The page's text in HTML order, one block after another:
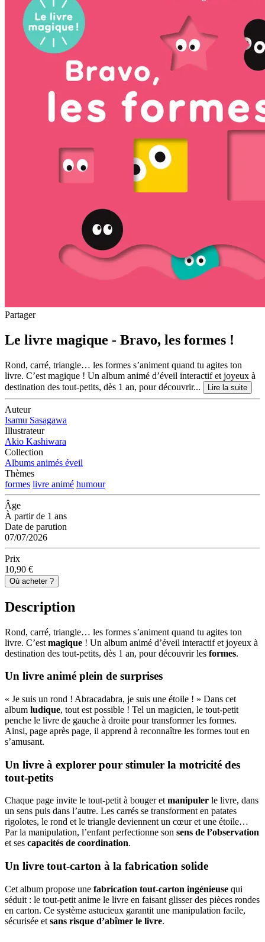
Partager
Le livre magique - Bravo, les formes !
Rond, carré, triangle… les formes s’animent quand tu agites ton
livre. C’est magique ! Un album animé d’éveil interactif et joyeux à
destination des tout-petits, dès 1 an, pour découvrir...
Lire la suite
Auteur
Isamu Sasagawa
Illustrateur
Akio Kashiwara
Collection
Albums animés éveil
Thèmes
formes livre animé humour
Âge
À partir de 1 ans
Date de parution
07/07/2026
Prix
10,90 €
Où acheter ?
Description
Rond, carré, triangle… les formes s’animent quand tu agites ton
livre. C’est magique ! Un album animé d’éveil interactif et joyeux à
destination des tout-petits, dès 1 an, pour découvrir les formes.
Un livre animé plein de surprises
« Je suis un rond ! Abracadabra, je suis une étoile ! » Dans cet
album ludique, tout est possible ! Tel un magicien, le tout-petit
penche le livre de gauche à droite pour transformer les formes.
Ainsi, page après page, il apprend à reconnaître les formes tout en
s’amusant.
Un livre à explorer pour stimuler la motricité des
tout-petits
Chaque page invite le tout-petit à bouger et manipuler le livre, dans
un sens puis dans l’autre. Les carrés se transforment en patates
rigolotes, le rond et le triangle deviennent un cœur et une étoile…
Par la manipulation, l’enfant perfectionne son sens de l’observation
et ses capacités de coordination.
Un livre tout-carton à la fabrication solide
Cet album propose une fabrication tout-carton ingénieuse qui
séduit : le tout-petit anime le livre en faisant glisser des pièces rondes
en carton. Ce système astucieux garantit une manipulation facile,
sécurisée et sans risque d’abîmer le livre.